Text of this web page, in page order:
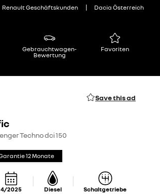
Renault Geschäftskunden Dacia Österreich
Gebrauchtwagen-
Bewertung
Favoriten
Save this ad
Techno dci 150
12Monate
4/2025 Diesel Schaltgetriebe